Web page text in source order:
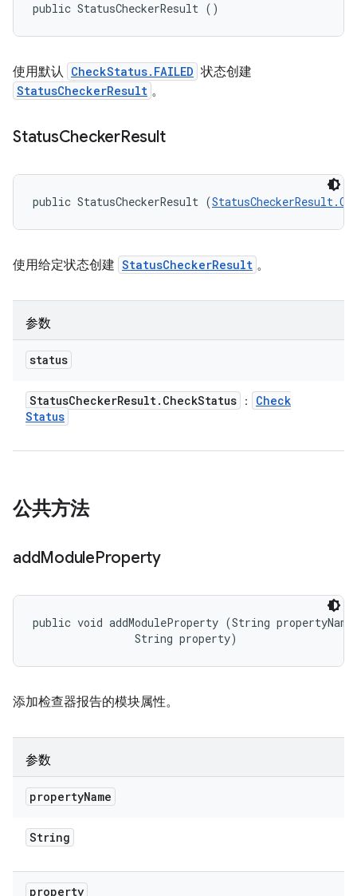
public StatusCheckerResult ()
使用默认 CheckStatus.FAILED 状态创建
StatusCheckerResult 。
StatusCheckerResult
public StatusCheckerResult (
使用给定状态创建 StatusCheckerResult 。
参数
status
StatusCheckerResult. CheckStatus ：
Check
Status
公共方法
addModuleProperty
public void addModuleProperty (String
                String property)
添加检查器报告的模块属性。
参数
propertyName
String
property